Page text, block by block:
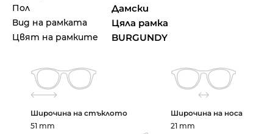
Пол Дамски
Вид на рамката Цяла рамка
Цвят на рамките BURGUNDY
Широчина на стъклото
51 mm
Широчина на носа
21 mm